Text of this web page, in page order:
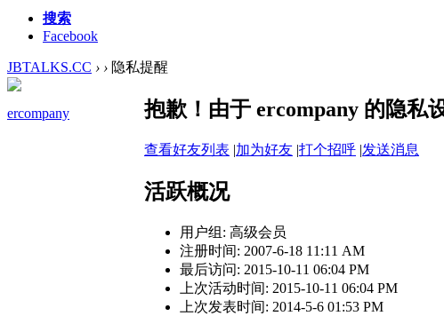
搜索
Facebook
JBTALKS.CC › › 隐私提醒
ercompany 抱歉！由于 ercompany 的隐私
查看好友列表 |加为好友 |打个招呼 |发送消息
活跃概况
用户组: 高级会员
注册时间: 2007-6-18 11:11 AM
最后访问: 2015-10-11 06:04 PM
上次活动时间: 2015-10-11 06:04 PM
上次发表时间: 2014-5-6 01:53 PM